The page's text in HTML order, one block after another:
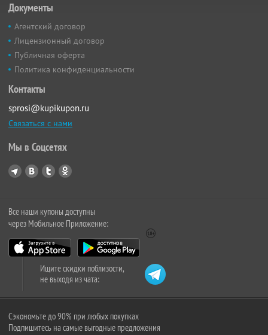
Документы
Агентский договор
Лицензионный договор
Публичная оферта
Политика конфиденциальности
Контакты
sprosi@kupikupon.ru
Связаться с нами
Мы в Соцсетях
Все наши купоны доступны
через Мобильное Приложение:
Ищите скидки поблизости,
не выходя из чата:
Сэкономьте до 90% при любых покупках
Подпишитесь на самые выгодные предложения